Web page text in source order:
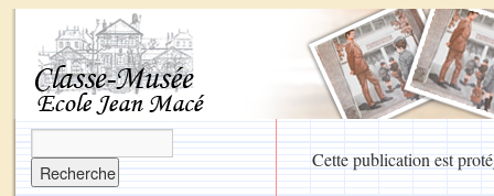
Cette publication est